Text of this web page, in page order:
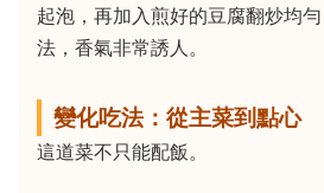
起泡，再加入煎好的豆腐翻炒均
法，香氣非常誘人。
變化吃法：從主菜到點心
這道菜不只能配飯。